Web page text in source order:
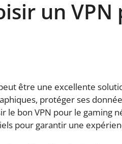
un VPN
être une excellente
protéger ses
le bon VPN pour le gaming
pour garantir une